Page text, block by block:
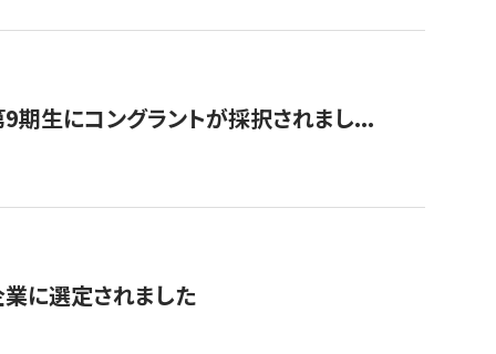
9期生にコングラントが採択されまし...
に選定されました